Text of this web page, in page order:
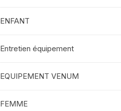
ENFANT
Entretien équipement
EQUIPEMENT VENUM
FEMME